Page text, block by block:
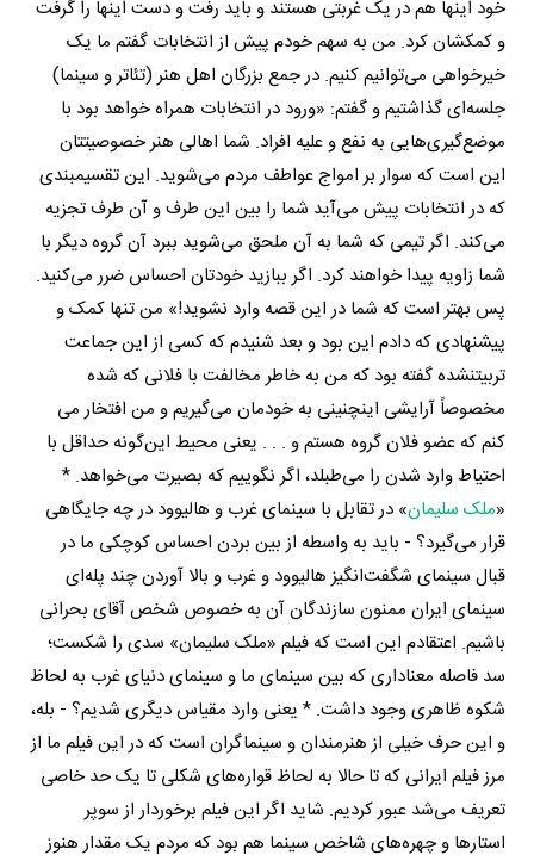
خود اینها هم در یک غربتی هستند و باید رفت و دست اینها را گرفت
و کمکشان کرد. من به سهم خودم پیش از انتخابات گفتم ما یک
خیرخواهی می‌توانیم کنیم. در جمع بزرگان اهل هنر (تئاتر و سینما)
جلسه‌ای گذاشتیم و گفتم: «ورود در انتخابات همراه خواهد بود با
موضع‌گیری‌هایی به نفع و علیه افراد. شما اهالی هنر خصوصیتتان
این است که سوار بر امواج عواطف مردم می‌شوید. این تقسیم‎بندی
که در انتخابات پیش می‌آید شما را بین این طرف و آن طرف تجزیه
می‌کند. اگر تیمی که شما به آن ملحق می‌شوید ببرد آن گروه دیگر با
شما زاویه پیدا خواهند کرد. اگر ببازید خودتان احساس ضرر می‌کنید.
پس بهتر است که شما در این قصه وارد نشوید!» من تنها کمک و
پیشنهادی که دادم این بود و بعد شنیدم که کسی از این جماعت
تربیت‎نشده گفته بود که من به خاطر مخالفت با فلانی که شده
مخصوصاً آرایشی این‎چنینی به خودمان می‌گیریم و من افتخار می
کنم که عضو فلان گروه هستم و . . . یعنی محیط این‌گونه حداقل با
احتیاط وارد شدن را می‌طبلد، اگر نگوییم که بصیرت می‌خواهد. *
«ملک سلیمان» در تقابل با سینمای غرب و هالیوود در چه جایگاهی
قرار می‌گیرد؟ - باید به واسطه از بین بردن احساس کوچکی ما در
قبال سینمای شگفت‌انگیز هالیوود و غرب و بالا آوردن چند پله‌ای
سینمای ایران ممنون سازندگان آن به خصوص شخص آقای بحرانی
باشیم. اعتقادم این است که فیلم «ملک سلیمان» سدی را شکست؛
سد فاصله معناداری که بین سینمای ما و سینمای دنیای غرب به لحاظ
شکوه ظاهری وجود داشت. * یعنی وارد مقیاس دیگری شدیم؟ - بله،
و این حرف خیلی از هنرمندان و سینماگران است که در این فیلم ما از
مرز فیلم ایرانی که تا حالا به لحاظ قواره‌های شکلی تا یک حد خاصی
تعریف می‌شد عبور کردیم. شاید اگر این فیلم برخوردار از سوپر
استارها و چهره‌های شاخص سینما هم بود که مردم یک مقدار هنوز